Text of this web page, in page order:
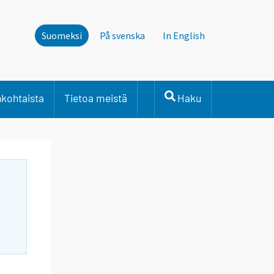
Suomeksi På svenska In English
Tietoa meistä Haku